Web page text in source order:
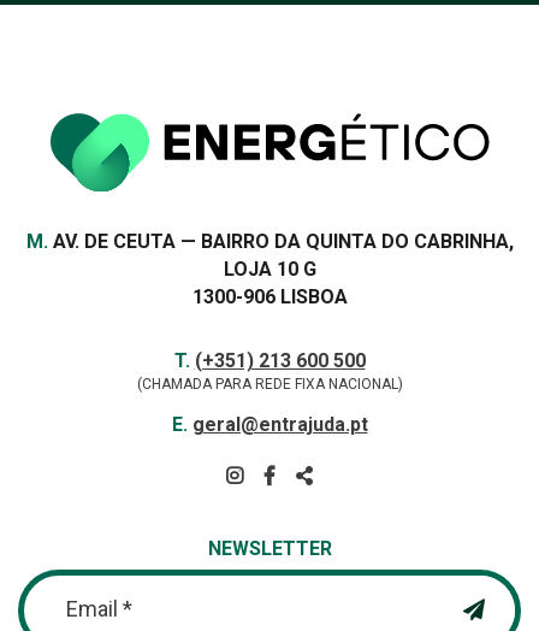
Morada
M.AV. DE CEUTA — BAIRRO DA QUINTA DO CABRINHA,
LOJA 10 G
1300-906 LISBOA
T. (+351) 213 600 500
(CHAMADA PARA REDE FIXA NACIONAL)
E. geral@entrajuda.pt
REDE
NEWSLETTER
Email *